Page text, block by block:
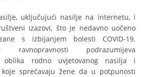
uključujući nasilje na internetu, i
izazovi, što je nedavno uočeno
s izbijanjem bolesti COVID-19.
ravnopravnosti podrazumijeva
oblika rodno uvjetovanog nasilja i
sprečavaju žene da u potpunosti